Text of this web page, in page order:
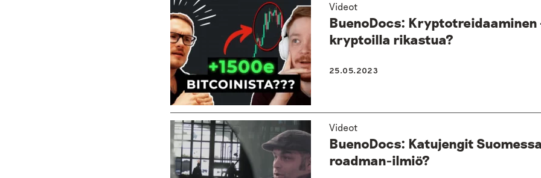
Videot
BuenoDocs: Kryptotreidaaminen
kryptoilla rikastua?
25.05.2023
Videot
BuenoDocs: Katujengit
roadman-ilmiö?